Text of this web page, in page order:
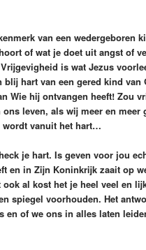
van een wedergeboren
of wat je doet uit angst of
is wat Jezus
blij hart van een gered kind
Wie hij ontvangen heeft! Zou
leven, als wij meer en meer
wordt vanuit het hart…
je hart. Is geven voor jou
en in Zijn Koninkrijk zaait op
ook al kost het je heel veel en
spiegel voorhouden. Het
en of we ons in alles laten